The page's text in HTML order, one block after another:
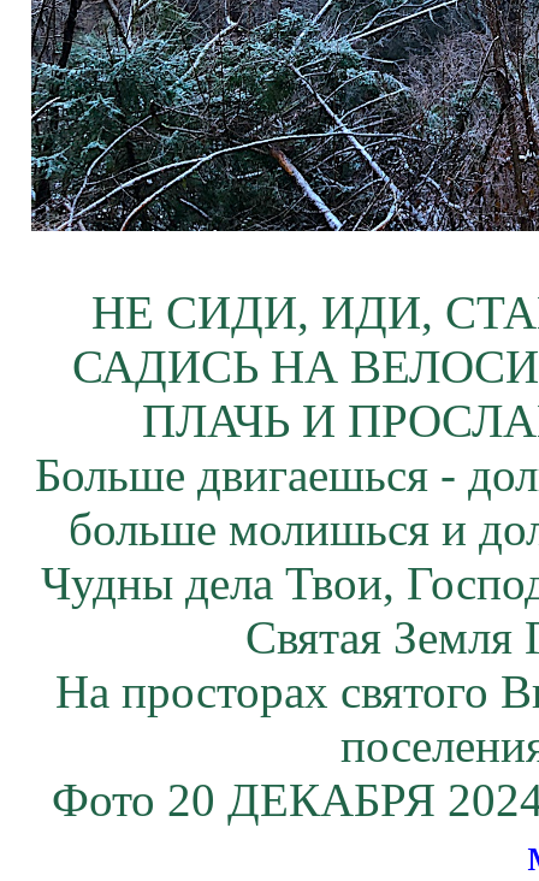
НЕ СИДИ, ИДИ,
САДИСЬ НА
ПЛАЧЬ И
Больше двигаешься -
больше молишься и
Чудны дела Твои,
Святая
На просторах святого
Фото 20 ДЕКАБРЯ